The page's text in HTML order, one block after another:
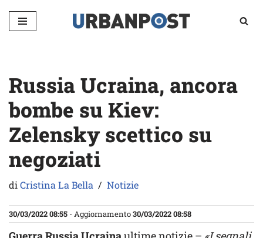
Vai
Russia Ucraina, ancora
bombe su Kiev:
Zelensky scettico su
negoziati
diCristina La Bella Notizie
30/03/2022 08:55 - Aggiornamento30/03/2022 08:58